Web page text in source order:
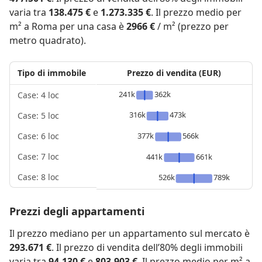
varia tra 138.475 € e 1.273.335 €. Il prezzo medio per
m² a Roma per una casa è2966 €/ m² (prezzo per
metro quadrato).
Tipo di immobile
Case: 4 loc
Case: 5 loc
Case: 6 loc
Case: 7 loc
Case: 8 loc
Prezzo di vendita (EUR)
241k
362k
316k
473k
377k
566k
441k
661k
526k
789k
Prezzi degli appartamenti
Il prezzo mediano per un appartamento sul mercato è
293.671 €. Il prezzo di vendita dell’80% degli immobili